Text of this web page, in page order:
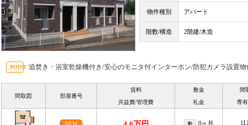
物件種別 アパート
階数/構造 2階建/木造
追焚き・浴室乾燥機付き/安心のモニタ付インターホン/防犯カメラ設置
間取図 部屋番号
賃料
共益費/管理費
敷金
礼金
間
専
NEW 敷 0ヶ月